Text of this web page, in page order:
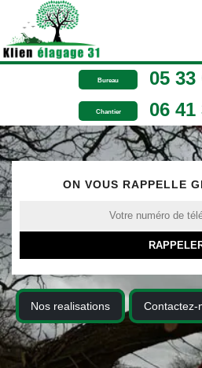
Bureau 05 33
Chantier 06 41
ON VOUS RAPPELLE
Nos realisations Contactez-